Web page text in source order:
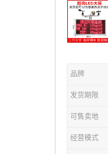
品牌
发货期限
可售卖地
经营模式